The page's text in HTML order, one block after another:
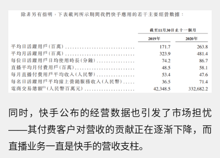
同时，快手公布的经营数据也引发了市场担忧
——其付费客户对营收的贡献正在逐渐下降，而
直播业务一直是快手的营收支柱。